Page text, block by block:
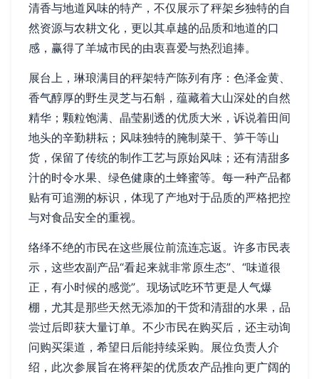
清香与地道风味的特产，不仅展示了秤架乡独特的自
然资源与农耕文化，更以其卓越的品质和地道的口
感，赢得了羊城市民的由衷喜爱与热烈追捧。
展台上，琳琅满目的秤架特产陈列有序：色泽金黄、
香气醇厚的野生灵芝与石斛，蕴藏着大山深处的自然
精华；颗粒饱满、晶莹剔透的优质大米，诉说着田间
地头的辛勤耕耘；风味独特的腌制菜干、笋干等山
货，保留了传统的制作工艺与原始风味；还有清甜多
汁的时令水果、绿色健康的土蜂蜜等。每一种产品都
贴有可追溯的标识，体现了产地对于品质的严格把控
与对食品安全的重视。
络绎不绝的市民在这些展位前流连忘返。许多市民表
示，这些农副产品“看起来就非常原生态”、“味道很
正，有小时候的感觉”。现场试吃环节更是人气爆
棚，尤其是那些天然无添加的干货和清甜的水果，品
尝过后即获大量订单。不少市民在购买后，还主动询
问购买渠道，希望日后能持续采购。展位负责人介
绍，此次参展旨在将秤架的优质农产品推向更广阔的